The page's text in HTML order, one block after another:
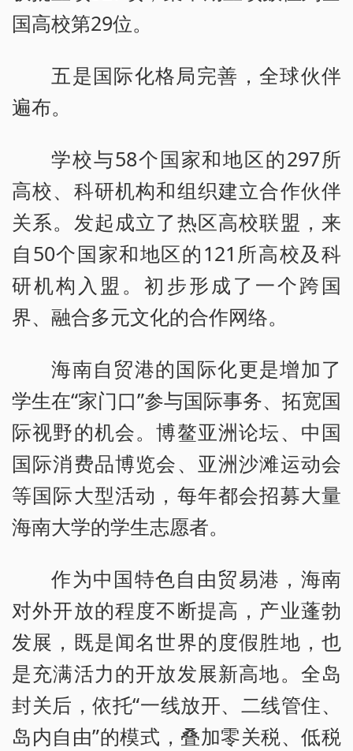
国高校第29位。
五是国际化格局完善，全球伙伴
遍布。
学校与58个国家和地区的297所
高校、科研机构和组织建立合作伙伴
关系。发起成立了热区高校联盟，来
自50个国家和地区的121所高校及科
研机构入盟。初步形成了一个跨国
界、融合多元文化的合作网络。
海南自贸港的国际化更是增加了
学生在“家门口”参与国际事务、拓宽国
际视野的机会。博鳌亚洲论坛、中国
国际消费品博览会、亚洲沙滩运动会
等国际大型活动，每年都会招募大量
海南大学的学生志愿者。
作为中国特色自由贸易港，海南
对外开放的程度不断提高，产业蓬勃
发展，既是闻名世界的度假胜地，也
是充满活力的开放发展新高地。全岛
封关后，依托“一线放开、二线管住、
岛内自由”的模式，叠加零关税、低税